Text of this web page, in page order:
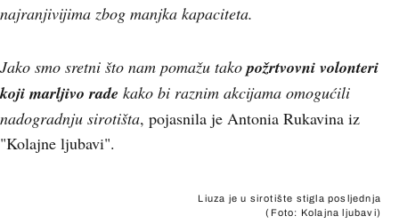
najranjivijima zbog manjka kapaciteta.
Jako smo sretni što nam pomažu takopožrtvovni volonteri
koji marljivo rade kako bi raznim akcijama omogućili
nadogradnju sirotišta, pojasnila je Antonia Rukavina iz
"Kolajne ljubavi".
Liuza je u sirotište stigla posljednja
(Foto: Kolajna ljubavi)